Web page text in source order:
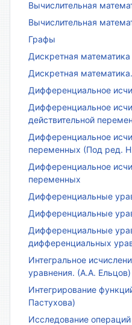
Вычислительная
Вычислительная
Графы
Дискретная
Дискретная
Дифференциальное
Дифференциальное
действительной
Дифференциальное
переменных (Под ред.
Дифференциальное
переменных
Дифференциальные
Дифференциальные
Дифференциальные
дифференциальных
Интегральное
уравнения. (А.А. Ельцов)
Интегрирование
Пастухова)
Исследование